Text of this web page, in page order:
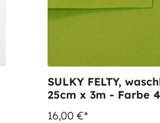
SULKY FELTY,
25cm x 3m - Farbe
16,00 €*